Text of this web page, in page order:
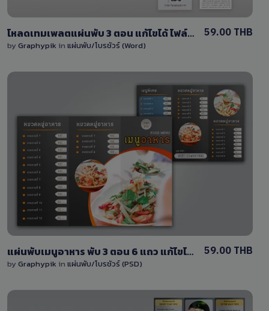
โหลดเทมเพลตแผ่นพับ 3 ตอน แก้ไขได้ ไฟล์ Word (docx) พื้นหลังเรียบง่าย หน้า-หลัง
by Graphypik in แผ่นพับ/โบรชัวร์ (Word)
59.00 THB
View Details
0 Sale
แผ่นพับเมนูอาหาร พับ 3 ตอน 6 แถว แก้ไขได้ง่าย ไฟล์ PSD สำหรับร้านอาหาร
by Graphypik in แผ่นพับ/โบรชัวร์ (PSD)
59.00 THB